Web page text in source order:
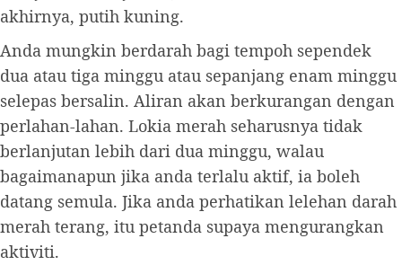
akhirnya, putih kuning.
Anda mungkin berdarah bagi tempoh sependek
dua atau tiga minggu atau sepanjang enam minggu
selepas bersalin. Aliran akan berkurangan dengan
perlahan-lahan. Lokia merah seharusnya tidak
berlanjutan lebih dari dua minggu, walau
bagaimanapun jika anda terlalu aktif, ia boleh
datang semula. Jika anda perhatikan lelehan darah
merah terang, itu petanda supaya mengurangkan
aktiviti.